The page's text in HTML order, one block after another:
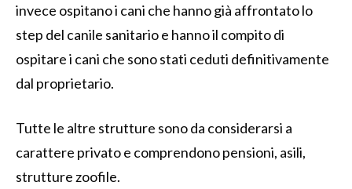
invece ospitano i cani che hanno già affrontato lo
step del canile sanitario e hanno il compito di
ospitare i cani che sono stati ceduti definitivamente
dal proprietario.
Tutte le altre strutture sono da considerarsi a
carattere privato e comprendono pensioni, asili,
strutture zoofile.